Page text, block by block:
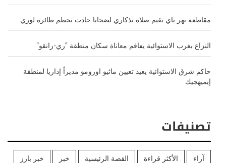
مقاطعة نهر ياي تقيم صلاة تذكاري لضحايا حادث تحطم طائرة لوري
النزاع بغرب الاستوائية يفاقم معاناة سكان منطقة “ري-رانقو”
حاكم شرق الاستوائية يعيد تعيين ماثيو اورومو مديراً إداريا لمنطقة
إيميهجيك
تصنيفات
آراء الأكثر قراءة القصة الرئيسية خبر خبر بارز